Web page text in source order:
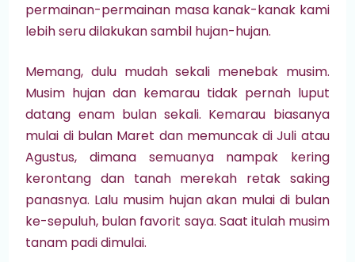
permainan-permainan masa kanak-kanak kami
lebih seru dilakukan sambil hujan-hujan.
Memang, dulu mudah sekali menebak musim.
Musim hujan dan kemarau tidak pernah luput
datang enam bulan sekali. Kemarau biasanya
mulai di bulan Maret dan memuncak di Juli atau
Agustus, dimana semuanya nampak kering
kerontang dan tanah merekah retak saking
panasnya. Lalu musim hujan akan mulai di bulan
ke-sepuluh, bulan favorit saya. Saat itulah musim
tanam padi dimulai.